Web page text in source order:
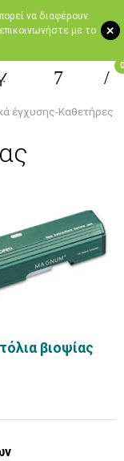
+
να διαφέρουν.
με το
0
έγχυσης-Καθετήρες
βιοψίας